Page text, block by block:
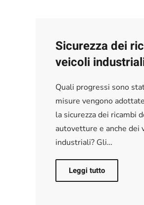
Sicurezza dei
veicoli
Quali progressi sono
misure vengono
la sicurezza dei ricambi
autovetture e anche dei
industriali? Gli…
Leggi tutto